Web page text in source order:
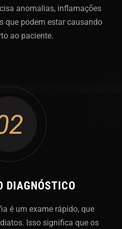
anomalias, inflamações
que podem estar causando
ao paciente.
DIAGNÓSTICO
é um exame rápido, que
Isso significa que os